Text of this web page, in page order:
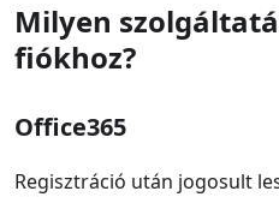
Milyen
fiókhoz?
Office365
Regisztráció után jogosult